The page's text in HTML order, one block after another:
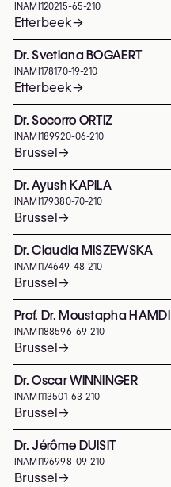
INAMI 120215-65-210
Etterbeek→
Dr. Svetlana BOGAERT
INAMI 178170-19-210
Etterbeek→
Dr. Socorro ORTIZ
INAMI 189920-06-210
Brussel→
Dr. Ayush KAPILA
INAMI 179380-70-210
Brussel→
Dr. Claudia MISZEWSKA
INAMI 174649-48-210
Brussel→
Prof. Dr. Moustapha HAMDI
INAMI 188596-69-210
Brussel→
Dr. Oscar WINNINGER
INAMI 113501-63-210
Brussel→
Dr. Jérôme DUISIT
INAMI 196998-09-210
Brussel→